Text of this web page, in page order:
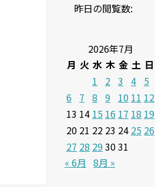
昨日の閲覧数:
2026年7月
月 火 水 木 金 土 日
1
2 3 4 5
6
7 8 9 10 11 12
13 14 15 16 17 18 19
20 21 22 23 24 25 26
27 28 293031
« 6月 8月 »